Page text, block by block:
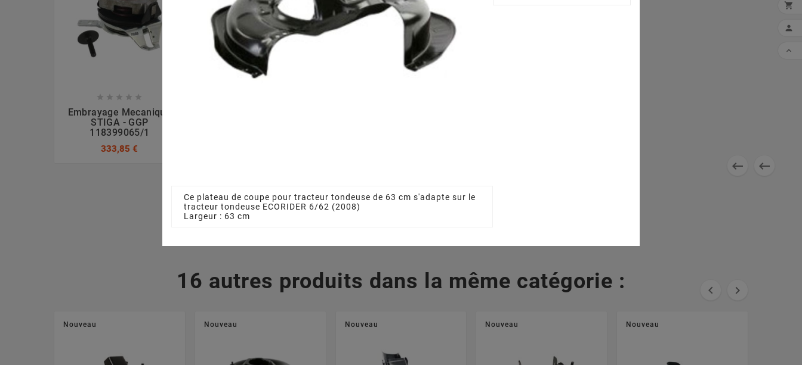
 
    
Embrayage Mecanique
STIGA - GGP
118399065/1
333,85 €
16 autres produits dans la même catégorie :  
Nouveau Nouveau Nouveau Nouveau Nouveau
Ce plateau de coupe pour tracteur tondeuse de 63 cm s'adapte sur le
tracteur tondeuse ECORIDER 6/62 (2008)
Largeur : 63 cm


